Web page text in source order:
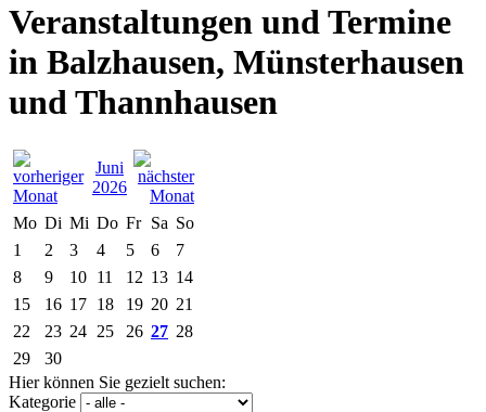
Veranstaltungen und Termine
in Balzhausen, Münsterhausen
und Thannhausen
Juni
2026
Mo Di Mi Do Fr Sa So
1
2 3 4 5 6
7
8
9 10 11 12 13 14
15
16 17 18 19 20 21
22
23 24 25 26 27 28
29
30
Hier können Sie gezielt suchen:
Kategorie